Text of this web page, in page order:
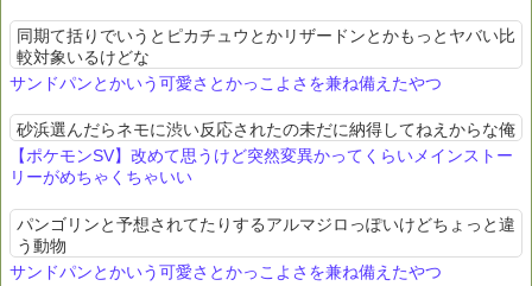
同期て括りでいうとピカチュウとかリザードンとかもっとヤバい比
較対象いるけどな
サンドパンとかいう可愛さとかっこよさを兼ね備えたやつ
砂浜選んだらネモに渋い反応されたの未だに納得してねえからな俺
【ポケモンSV】改めて思うけど突然変異かってくらいメインストー
リーがめちゃくちゃいい
パンゴリンと予想されてたりするアルマジロっぽいけどちょっと違
う動物
サンドパンとかいう可愛さとかっこよさを兼ね備えたやつ